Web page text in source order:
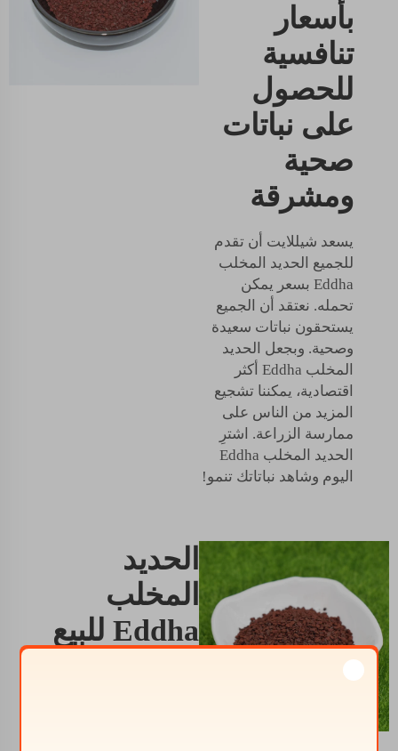
بأسعار
تنافسية
للحصول
على نباتات
صحية
ومشرقة
يسعد شيللايت أن تقدم
للجميع الحديد المخلب
Eddha بسعر يمكن
تحمله. نعتقد أن الجميع
يستحقون نباتات سعيدة
وصحية. وبجعل الحديد
المخلب Eddha أكثر
اقتصادية، يمكننا تشجيع
المزيد من الناس على
ممارسة الزراعة. اشترِ
الحديد المخلب Eddha
اليوم وشاهد نباتاتك تنمو!
الحديد
المخلب
Eddha للبيع